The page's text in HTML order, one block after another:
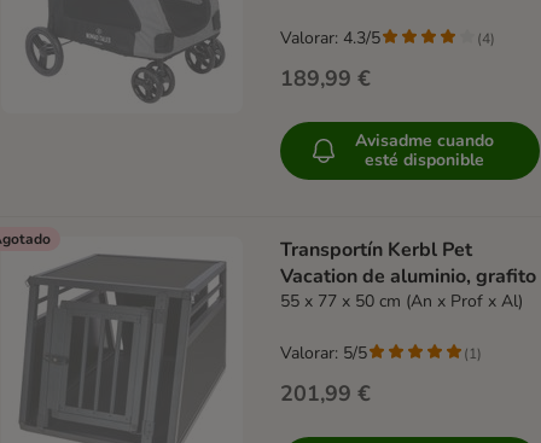
189,99 €
Valorar: 4.3/5 (4)
Avisadme cuando
esté disponible
Transportín Kerbl Pet
Vacation de aluminio, grafito
55 x 77 x 50 cm (An x Prof x Al)
201,99 €
Valorar: 5/5 (1)